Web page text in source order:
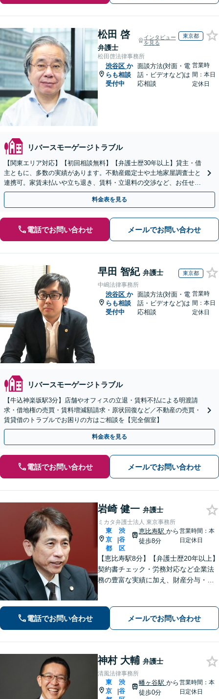
松田 啓
弁護士
インタビュー
を見る
東京都
松田啓法律事務所
渋谷区 か
らも相談
受付中
面談方法(対面・電
話・ビデオなど)は
応相談
営業時
間：本日
定休日
リバースモーゲージトラブル
【関東エリア対応】【初回相談無料】【弁護士歴30年以上】貸主・借
主ともに、多数の実績があります。不動産鑑定士や土地家屋調査士と
連携可。家賃未払いや立ち退き、賃料・立退料の交渉など、お任せく
ださい【事前予約で休日・夜間面談可】【WEB面談可】
料金表を見る
電話でお問い合わせ メールでお問い合わせ
早田 智紀 弁護士 東京都
中嶋法律事務所
渋谷区 か
らも相談
受付中
面談方法(対面・電
話・ビデオなど)は
応相談
営業時
間：本日
定休日
リバースモーゲージトラブル
【牛込神楽坂駅3分】店舗やオフィスの立退・賃料不払による明渡請
求・借地権の売買・賃料増減額請求・原状回復など／不動産の売買・
賃貸借のトラブルでお困りの方はご相談を【完全個室】
料金表を見る
電話でお問い合わせ メールでお問い合わせ
岩崎 健一 弁護士
ミカタ弁護士法人 東京事務所
東
京
都
|
渋
谷
区
恵比寿駅 から
徒歩8分
営業時間：本
日定休日
【恵比寿駅8分】【弁護士歴20年以上】
契約書チェック・労務対応など企業法
務の豊富な実績に加え、財産分与・親
寄り添い最適な解決を目指します。
【初回相談可能】【WEB面談可能】
電話でお問い合わせ メールでお問い合わせ
神村 大輔 弁護士
清風法律事務所
東
京
|
渋
谷
幡ヶ谷駅 から
徒歩0分
営業時間：本
日定休日